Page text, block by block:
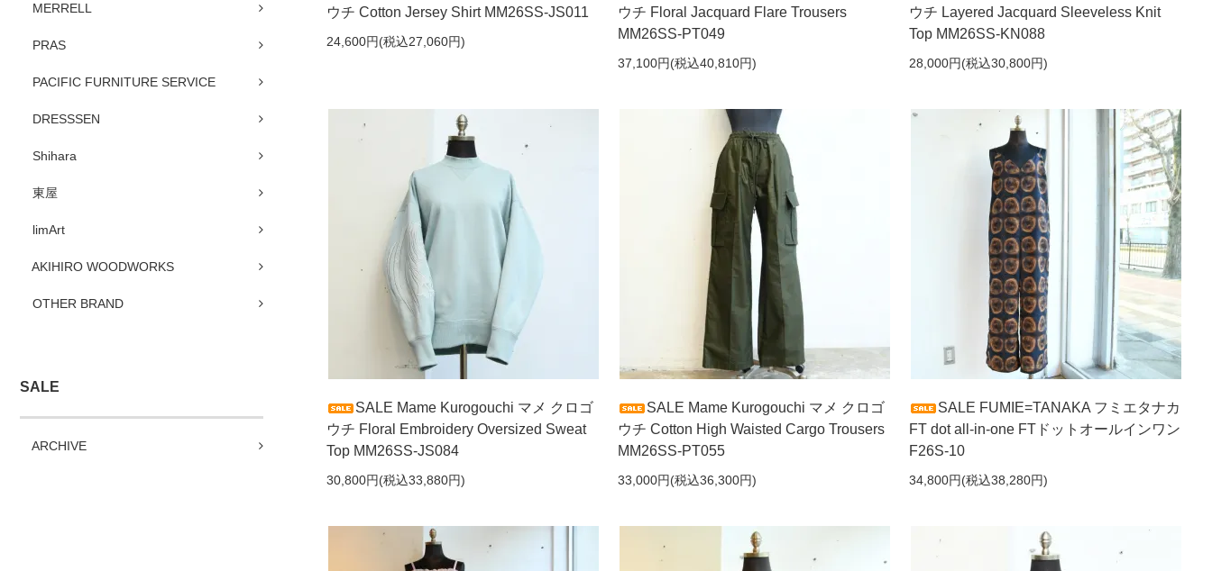
MERRELL
PRAS
PACIFIC FURNITURE SERVICE
DRESSSEN
Shihara
東屋
limArt
AKIHIRO WOODWORKS
OTHER BRAND
SALE
ARCHIVE
ウチ Cotton Jersey Shirt MM26SS-JS011
24,600円(税込27,060円)
ウチ Floral Jacquard Flare Trousers
MM26SS-PT049
37,100円(税込40,810円)
ウチ Layered Jacquard Sleeveless Knit
Top MM26SS-KN088
28,000円(税込30,800円)
SALE Mame Kurogouchi マメ クロゴ
ウチ Floral Embroidery Oversized Sweat
Top MM26SS-JS084
30,800円(税込33,880円)
SALE Mame Kurogouchi マメ クロゴ
ウチ Cotton High Waisted Cargo Trousers
MM26SS-PT055
33,000円(税込36,300円)
SALE FUMIE=TANAKA フミエタナカ
FT dot all-in-one FTドットオールインワン
F26S-10
34,800円(税込38,280円)